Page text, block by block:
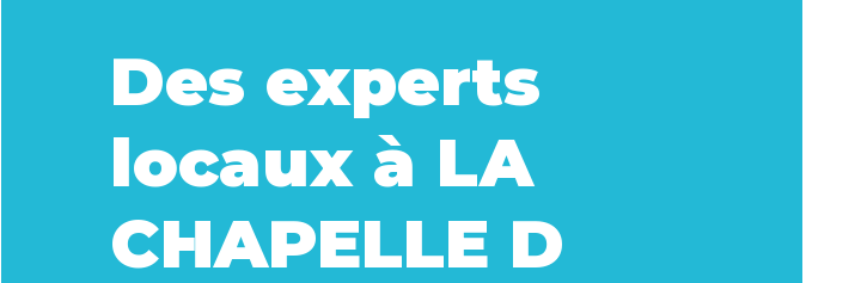
Des experts
locaux à LA
CHAPELLE D